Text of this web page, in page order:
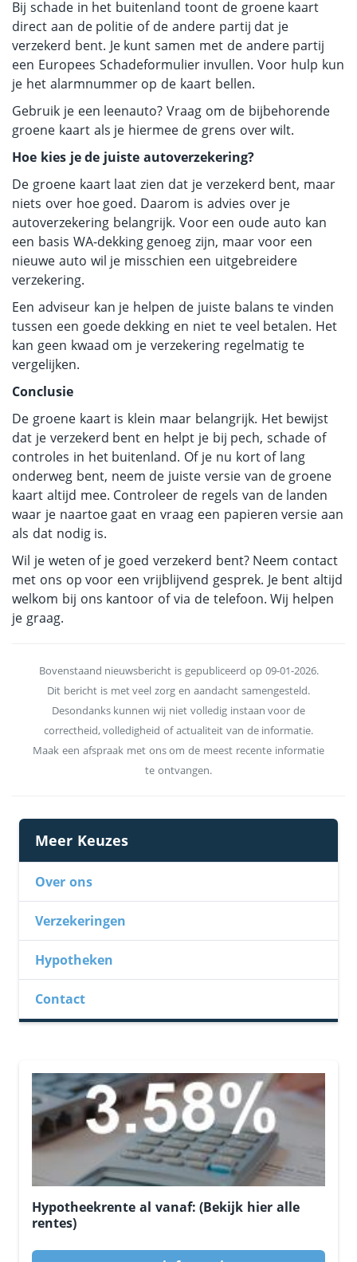
Bij schade in het buitenland toont de groene kaart
direct aan de politie of de andere partij dat je
verzekerd bent. Je kunt samen met de andere partij
een Europees Schadeformulier invullen. Voor hulp kun
je het alarmnummer op de kaart bellen.
Gebruik je een leenauto? Vraag om de bijbehorende
groene kaart als je hiermee de grens over wilt.
Hoe kies je de juiste autoverzekering?
De groene kaart laat zien dat je verzekerd bent, maar
niets over hoe goed. Daarom is advies over je
autoverzekering belangrijk. Voor een oude auto kan
een basis WA-dekking genoeg zijn, maar voor een
nieuwe auto wil je misschien een uitgebreidere
verzekering.
Een adviseur kan je helpen de juiste balans te vinden
tussen een goede dekking en niet te veel betalen. Het
kan geen kwaad om je verzekering regelmatig te
vergelijken.
Conclusie
De groene kaart is klein maar belangrijk. Het bewijst
dat je verzekerd bent en helpt je bij pech, schade of
controles in het buitenland. Of je nu kort of lang
onderweg bent, neem de juiste versie van de groene
kaart altijd mee. Controleer de regels van de landen
waar je naartoe gaat en vraag een papieren versie aan
als dat nodig is.
Wil je weten of je goed verzekerd bent? Neem contact
met ons op voor een vrijblijvend gesprek. Je bent altijd
welkom bij ons kantoor of via de telefoon. Wij helpen
je graag.
Bovenstaand nieuwsbericht is gepubliceerd op 09-01-2026.
Dit bericht is met veel zorg en aandacht samengesteld.
Desondanks kunnen wij niet volledig instaan voor de
correctheid, volledigheid of actualiteit van de informatie.
Maak een afspraak met ons om de meest recente informatie
te ontvangen.
Meer Keuzes
Over ons
Verzekeringen
Hypotheken
Contact
Hypotheekrente al vanaf: (Bekijk hier alle
rentes)